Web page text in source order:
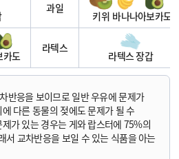
과일
키위 바나나아보카도
카도
라텍스
라텍스 장갑
반응을 보이므로 일반 우유에 문제가
다른 동물의 젖에도 문제가 될 수
가 있는 경우는 게와 랍스터에 75%의
서 교차반응을 보일 수 있는 식품을 아는